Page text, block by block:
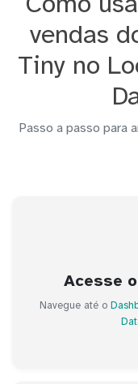
vendas
Tiny no
Passo a passo para
Acesse
Navegue até o